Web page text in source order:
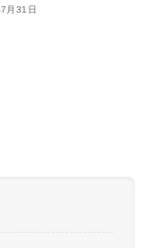
月31日